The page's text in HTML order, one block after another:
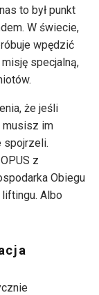
to był punkt
W świecie,
wpędzić
specjalną,
że jeśli
musisz im
spojrzeli.
z
Obiegu
Albo